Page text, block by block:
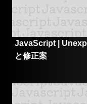
JavaScript |
と修正案